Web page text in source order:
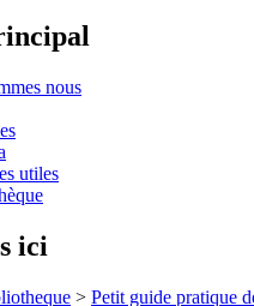
nous
utiles
ici
> Petit guide pratique